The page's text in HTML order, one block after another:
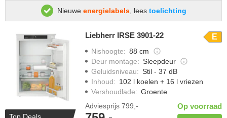
Nieuwe energielabels, lees toelichting
Top Deals
Liebherr IRSE 3901-22 E
Nishoogte: 88 cm
Deur montage: Sleepdeur
Geluidsniveau: Stil - 37 dB
Inhoud: 102 l koelen + 16 l vriezen
Vershoudlade: Groente
Adviesprijs 799,- Op voorraad